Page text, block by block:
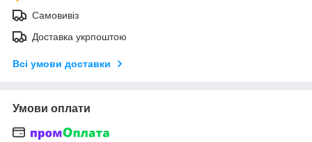
Самовивіз
Доставка укрпоштою
Всі умови доставки
Умови оплати